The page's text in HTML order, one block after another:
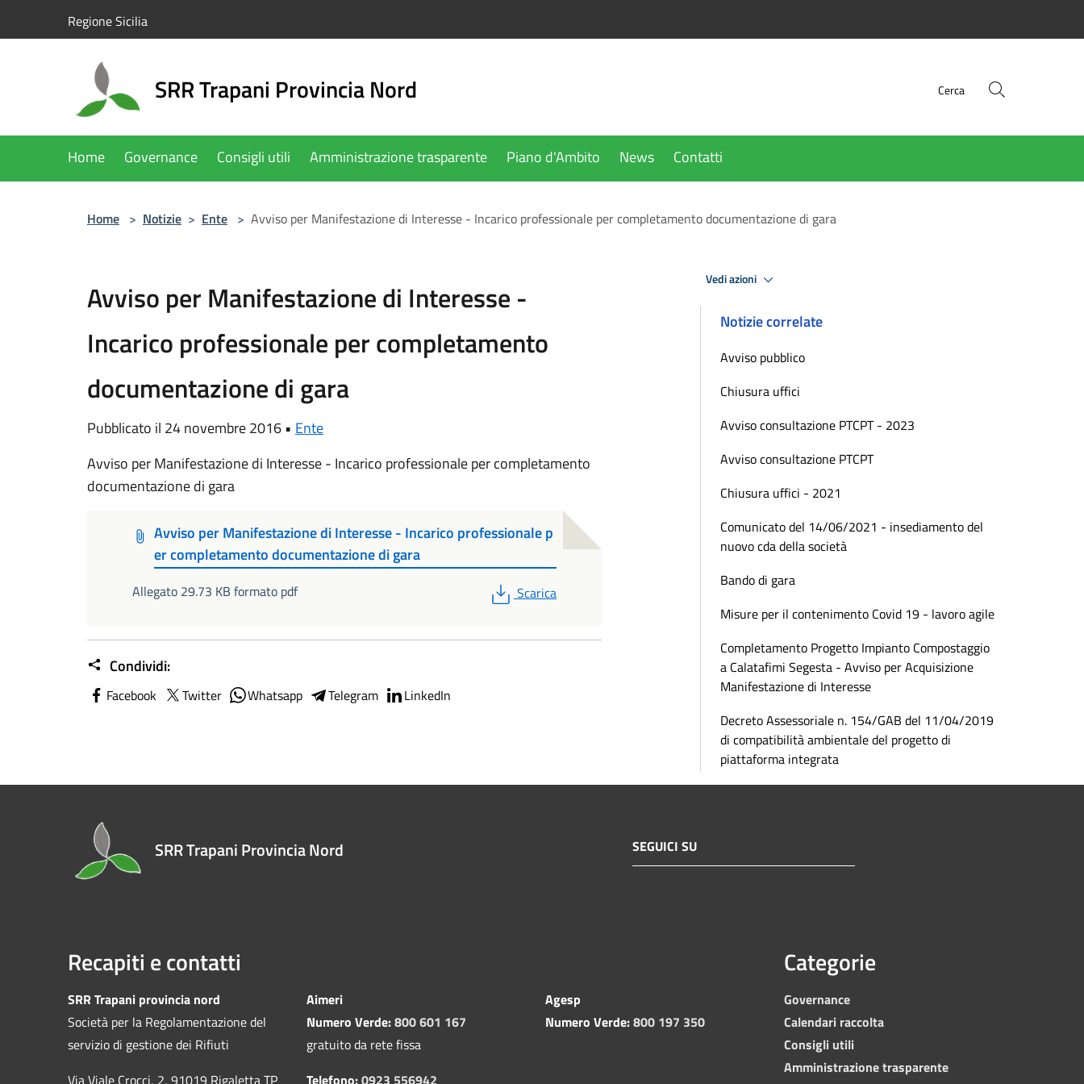
Regione Sicilia
SRR Trapani Provincia Nord Cerca
Home Governance Consigli utili Amministrazione trasparente Piano d'Ambito News Contatti
Home > Notizie > Ente > Avviso per Manifestazione di Interesse - Incarico professionale per completamento documentazione di gara
Avviso per Manifestazione di Interesse -
Incarico professionale per completamento
documentazione di gara
Pubblicato il 24 novembre 2016 • Ente
Avviso per Manifestazione di Interesse - Incarico professionale per completamento
documentazione di gara
Avviso per Manifestazione di Interesse - Incarico professionale p
er completamento documentazione di gara
Allegato 29.73 KB formato pdf PDF
Scarica
Condividi:
Facebook Twitter Whatsapp Telegram LinkedIn
Vedi azioni
Notizie correlate
Avviso pubblico
Chiusura uffici
Avviso consultazione PTCPT - 2023
Avviso consultazione PTCPT
Chiusura uffici - 2021
Comunicato del 14/06/2021 - insediamento del
nuovo cda della società
Bando di gara
Misure per il contenimento Covid 19 - lavoro agile
Completamento Progetto Impianto Compostaggio
a Calatafimi Segesta - Avviso per Acquisizione
Manifestazione di Interesse
Decreto Assessoriale n. 154/GAB del 11/04/2019
di compatibilità ambientale del progetto di
piattaforma integrata
SRR Trapani Provincia Nord SEGUICI SU
Recapiti e contatti
SRR Trapani provincia nord
Società per la Regolamentazione del
servizio di gestione dei Rifiuti
Via Viale Crocci, 2, 91019 Rigaletta TP
Aimeri
Numero Verde:800 601 167
gratuito da rete fissa
Telefono:0923 556942
Agesp
Numero Verde:800 197 350
Categorie
Governance
Calendari raccolta
Consigli utili
Amministrazione trasparente